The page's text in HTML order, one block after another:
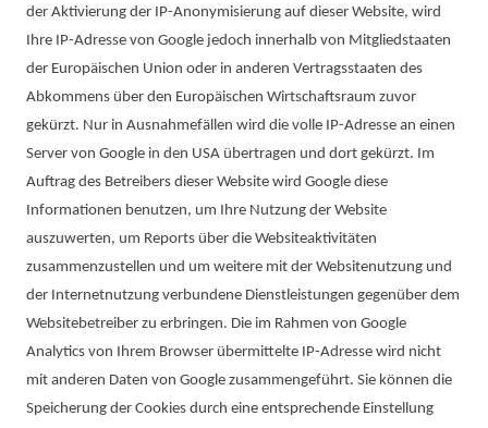
der Aktivierung der IP-Anonymisierung auf dieser Website, wird
Ihre IP-Adresse von Google jedoch innerhalb von Mitgliedstaaten
der Europäischen Union oder in anderen Vertragsstaaten des
Abkommens über den Europäischen Wirtschaftsraum zuvor
gekürzt. Nur in Ausnahmefällen wird die volle IP-Adresse an einen
Server von Google in den USA übertragen und dort gekürzt. Im
Auftrag des Betreibers dieser Website wird Google diese
Informationen benutzen, um Ihre Nutzung der Website
auszuwerten, um Reports über die Websiteaktivitäten
zusammenzustellen und um weitere mit der Websitenutzung und
der Internetnutzung verbundene Dienstleistungen gegenüber dem
Websitebetreiber zu erbringen. Die im Rahmen von Google
Analytics von Ihrem Browser übermittelte IP-Adresse wird nicht
mit anderen Daten von Google zusammengeführt. Sie können die
Speicherung der Cookies durch eine entsprechende Einstellung